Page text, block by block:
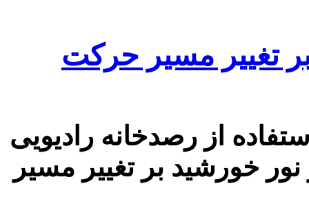
بر تغییر مسیر حرکت
از رصدخانه رادیویی
نور خورشید بر تغییر مسیر